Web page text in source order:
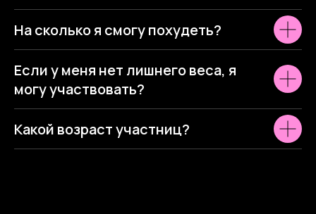
На сколько я смогу похудеть?
Если у меня нет лишнего веса, я
могу участвовать?
Какой возраст участниц?